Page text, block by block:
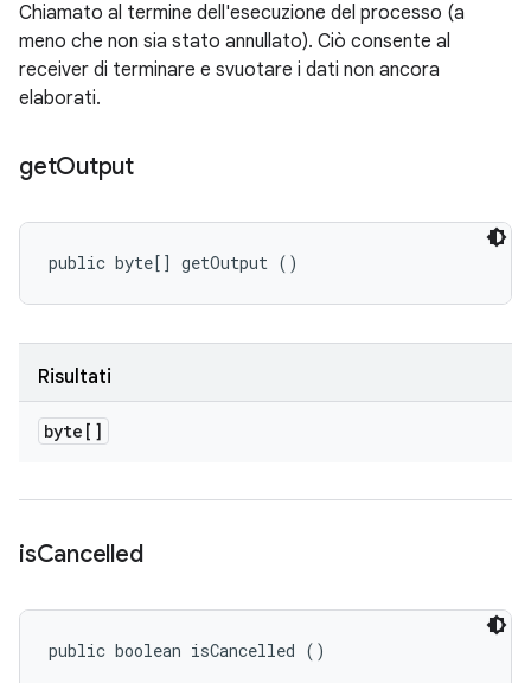
Chiamato al termine dell'esecuzione del processo (a
meno che non sia stato annullato). Ciò consente al
receiver di terminare e svuotare i dati non ancora
elaborati.
getOutput
public byte[] getOutput ()
Risultati
byte[]
isCancelled
public boolean isCancelled ()